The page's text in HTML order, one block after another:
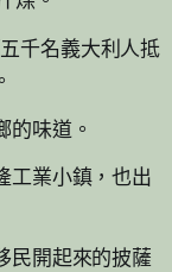
千名義大利人抵
。
的味道。
工業小鎮，也出
民開起來的披薩